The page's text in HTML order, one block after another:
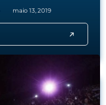
maio 13, 2019